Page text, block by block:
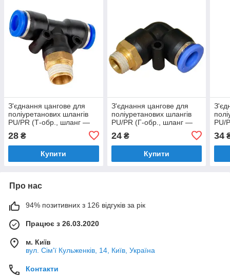
З'єднання цангове для
поліуретанових шлангів
PU/PR (Т-обр., шланг —
шланг — зовнішній. різь) 6
ммX1/8"
28 ₴
Купити
З'єднання цангове для
поліуретанових шлангів
PU/PR (Г-обр., шланг —
зовнішній. різь) 6 ммX1/8"
AIRKRAFT
24₴
Купити
PU/
34
Про нас
94% позитивних з 126 відгуків за рік
Працює з 26.03.2020
м. Київ
вул. Сім'ї Кульженків, 14, Київ, Україна
Контакти